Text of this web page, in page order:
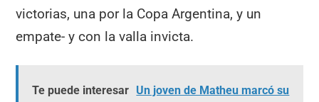
victorias, una por la Copa Argentina, y un
empate- y con la valla invicta.
Te puede interesar Un joven de Matheu marcó su